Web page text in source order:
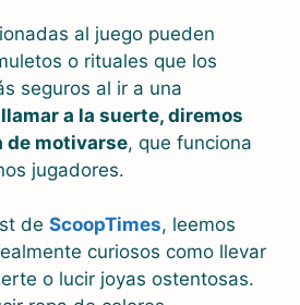
al juego pueden
o rituales que los
seguros al ir a una
a la suerte, diremos
de motivarse, que funciona
jugadores.
de ScoopTimes, leemos
curiosos como llevar
o lucir joyas ostentosas.